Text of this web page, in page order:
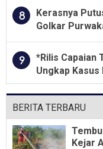
8
Kerasnya
Golkar
9
*Rilis Capaian
Ungkap
BERITA TERBARU
Kejar